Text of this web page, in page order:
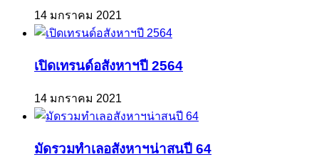
14 มกราคม 2021
เปิดเทรนด์อสังหาฯปี 2564
14 มกราคม 2021
มัดรวมทำเลอสังหาฯน่าสนปี 64